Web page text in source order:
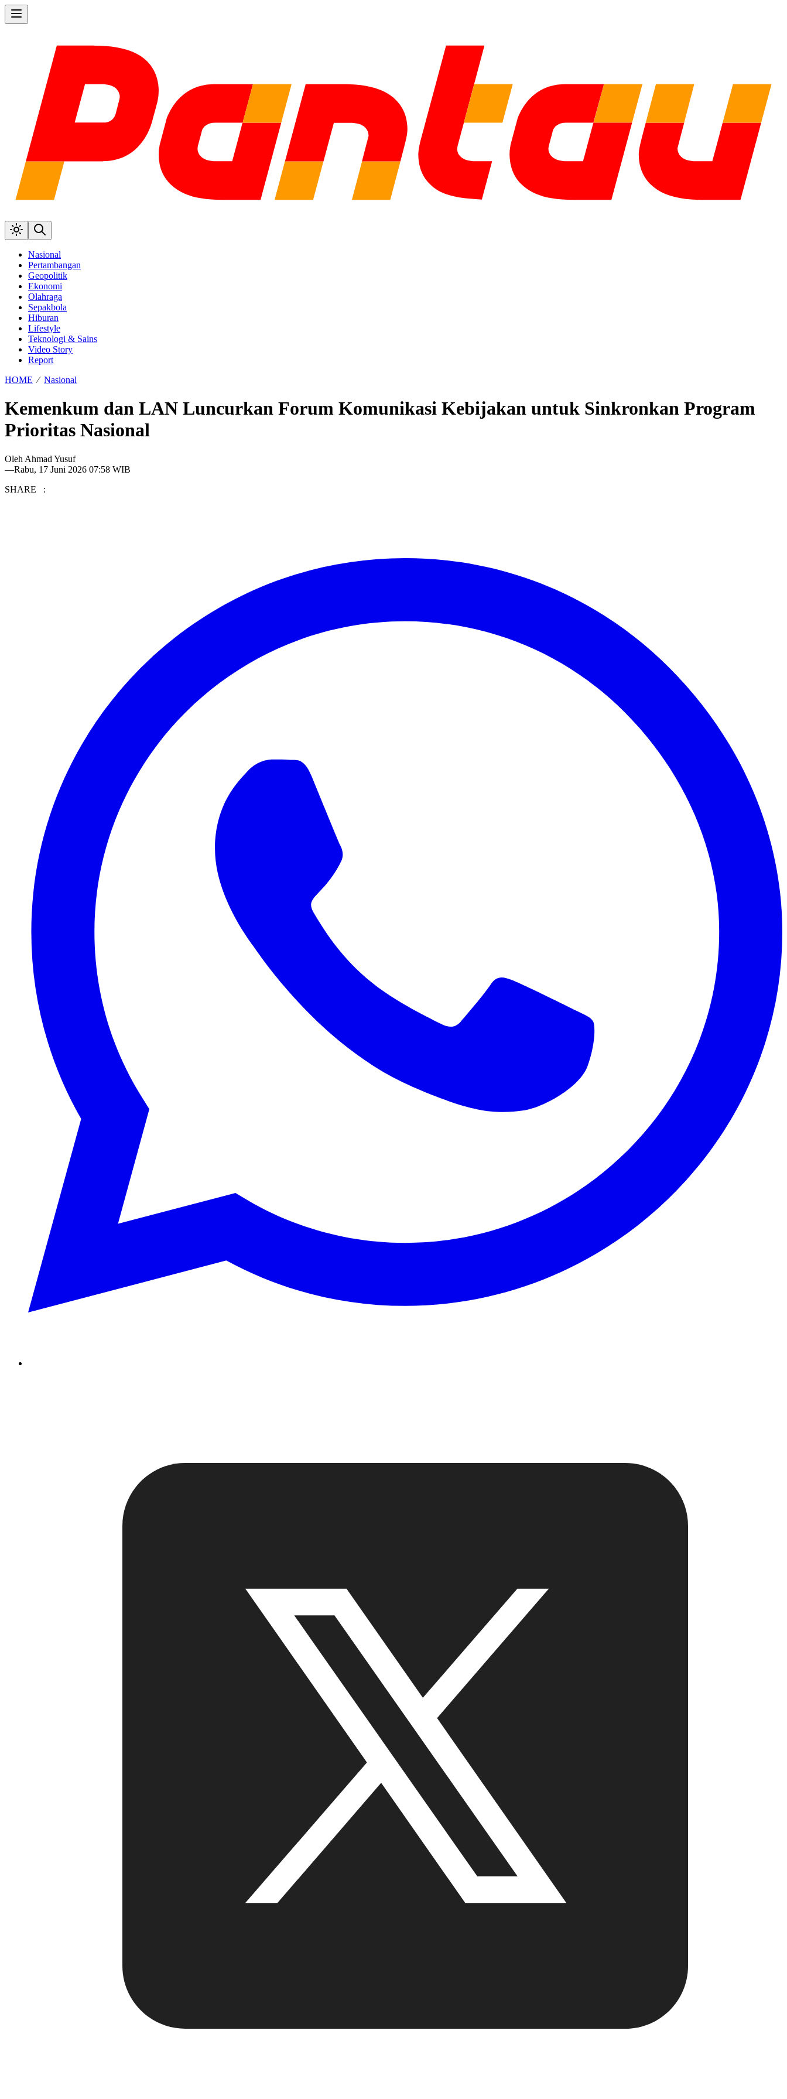
Nasional
Pertambangan
Geopolitik
Ekonomi
Olahraga
Sepakbola
Hiburan
Lifestyle
Teknologi & Sains
Video Story
Report
HOME ⁄ Nasional
Kemenkum dan LAN Luncurkan Forum Komunikasi Kebijakan untuk Sinkronkan Program
Prioritas Nasional
Oleh Ahmad Yusuf
—Rabu, 17 Juni 2026 07:58 WIB
SHARE :